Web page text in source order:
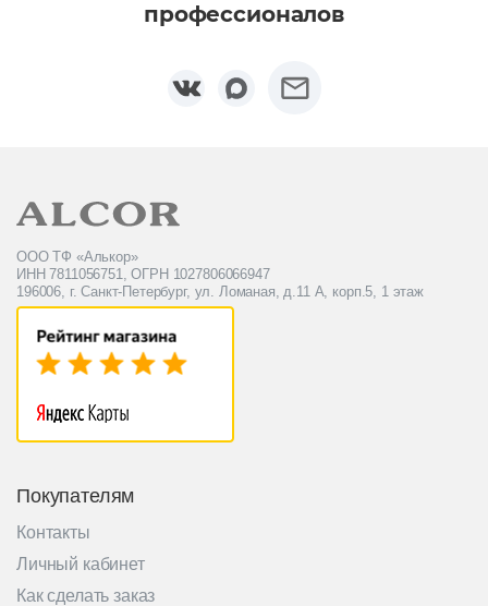
профессионалов
ООО ТФ «Алькор»
ИНН 7811056751, ОГРН 1027806066947
196006, г. Санкт-Петербург, ул. Ломаная, д.11 А, корп.5, 1 этаж
Покупателям
Контакты
Личный кабинет
Как сделать заказ